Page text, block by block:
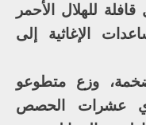
للهلال الأحمر
الإغاثية إلى
وزع متطوعو
عشرات الحصص